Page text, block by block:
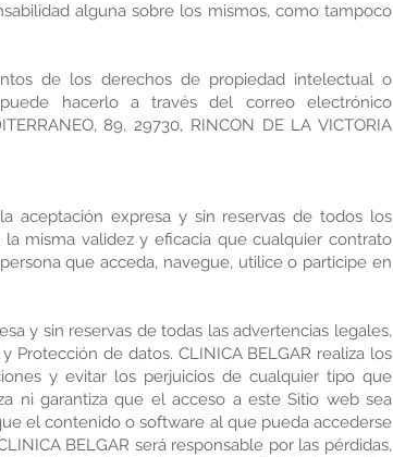
alguna sobre los mismos, como tampoco
de los derechos de propiedad intelectual o
hacerlo a través del correo electrónico
89, 29730, RINCON DE LA VICTORIA
aceptación expresa y sin reservas de todos los
misma validez y eficacia que cualquier contrato
que acceda, navegue, utilice o participe en
y sin reservas de todas las advertencias legales,
de datos. CLINICA BELGAR realiza los
y evitar los perjuicios de cualquier tipo que
ni garantiza que el acceso a este Sitio web sea
el contenido o software al que pueda accederse
BELGAR será responsable por las pérdidas,